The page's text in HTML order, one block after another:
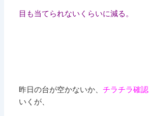
目も当てられないくらいに減る。
昨日の台が空かないか、チラチラ確認
いくが、